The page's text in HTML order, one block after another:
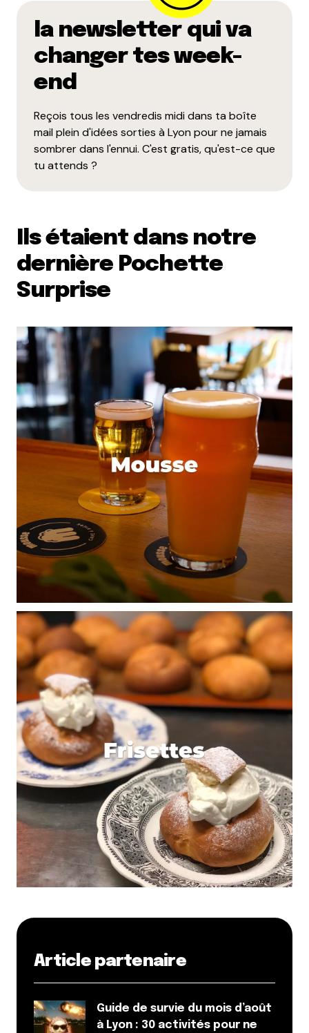
la newsletter qui va
changer tes week-
end
Reçois tous les vendredis midi dans ta boîte
mail plein d'idées sorties à Lyon pour ne jamais
sombrer dans l'ennui. C'est gratis, qu'est-ce que
tu attends ?
Ils étaient dans notre
dernière Pochette
Surprise
Article partenaire
Guide de survie du mois d’août
à Lyon : 30 activités pour ne